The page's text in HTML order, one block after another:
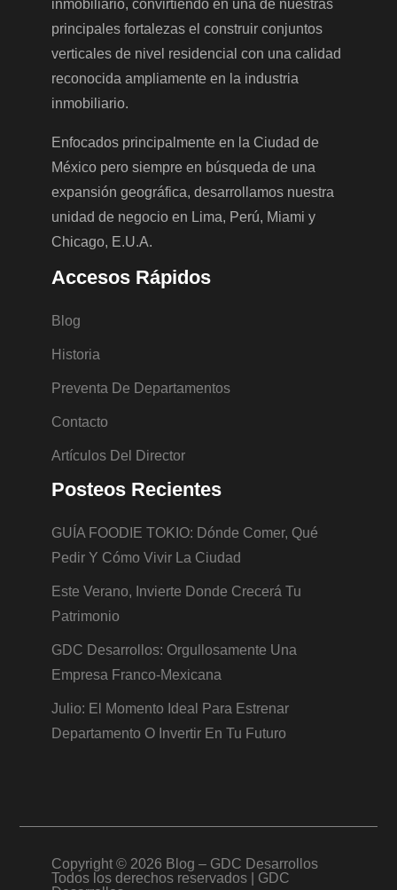
inmobiliario, convirtiendo en una de nuestras
principales fortalezas el construir conjuntos
verticales de nivel residencial con una calidad
reconocida ampliamente en la industria
inmobiliario.
Enfocados principalmente en la Ciudad de
México pero siempre en búsqueda de una
expansión geográfica, desarrollamos nuestra
unidad de negocio en Lima, Perú, Miami y
Chicago, E.U.A.
Accesos Rápidos
Blog
Historia
Preventa De Departamentos
Contacto
Artículos Del Director
Posteos Recientes
GUÍA FOODIE TOKIO: Dónde Comer, Qué
Pedir Y Cómo Vivir La Ciudad
Este Verano, Invierte Donde Crecerá Tu
Patrimonio
GDC Desarrollos: Orgullosamente Una
Empresa Franco-Mexicana
Julio: El Momento Ideal Para Estrenar
Departamento O Invertir En Tu Futuro
Copyright © 2026 Blog – GDC Desarrollos
Todos los derechos reservados | GDC